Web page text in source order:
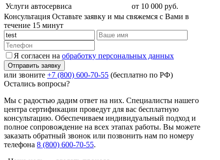
Услуги автосервиса
от 10 000 руб.
Консультация Оставьте заявку и мы свяжемся с Вами в
течение 15 минут
Я согласен на обработку персональных данных
или звоните +7 (800) 600-70-55 (бесплатно по РФ)
Остались вопросы?
Мы с радостью дадим ответ на них. Специалисты нашего
центра сертификации проведут для вас бесплатную
консультацию. Обеспечиваем индивидуальный подход и
полное сопровождение на всех этапах работы. Вы можете
заказать обратный звонок или позвонить нам по номеру
телефона 8 (800) 600-70-55.